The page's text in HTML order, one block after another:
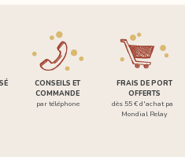
CONSEILS ET
COMMANDE
par téléphone
FRAIS DE PORT
OFFERTS
dès 55 € d'achat par
Mondial Relay